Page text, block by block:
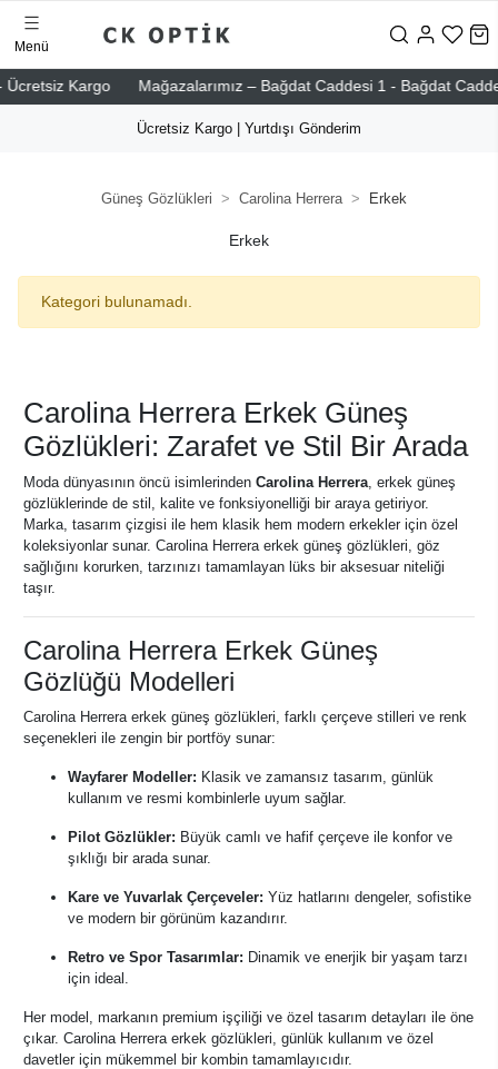
Kargo Mağazalarımız – Bağdat Caddesi 1 - Bağdat
Menü
Ücretsiz Kargo | Yurtdışı Gönderim
Güneş Gözlükleri Carolina Herrera Erkek
Erkek
Kategori bulunamadı.
Carolina Herrera Erkek Güneş
Gözlükleri: Zarafet ve Stil Bir Arada
Moda dünyasının öncü isimlerinden Carolina Herrera, erkek güneş
gözlüklerinde de stil, kalite ve fonksiyonelliği bir araya getiriyor.
Marka, tasarım çizgisi ile hem klasik hem modern erkekler için özel
koleksiyonlar sunar. Carolina Herrera erkek güneş gözlükleri, göz
sağlığını korurken, tarzınızı tamamlayan lüks bir aksesuar niteliği
taşır.
Carolina Herrera Erkek Güneş
Gözlüğü Modelleri
Carolina Herrera erkek güneş gözlükleri, farklı çerçeve stilleri ve renk
seçenekleri ile zengin bir portföy sunar:
Wayfarer Modeller: Klasik ve zamansız tasarım, günlük
kullanım ve resmi kombinlerle uyum sağlar.
Pilot Gözlükler: Büyük camlı ve hafif çerçeve ile konfor ve
şıklığı bir arada sunar.
Kare ve Yuvarlak Çerçeveler: Yüz hatlarını dengeler, sofistike
ve modern bir görünüm kazandırır.
Retro ve Spor Tasarımlar: Dinamik ve enerjik bir yaşam tarzı
için ideal.
Her model, markanın premium işçiliği ve özel tasarım detayları ile öne
çıkar. Carolina Herrera erkek gözlükleri, günlük kullanım ve özel
davetler için mükemmel bir kombin tamamlayıcıdır.